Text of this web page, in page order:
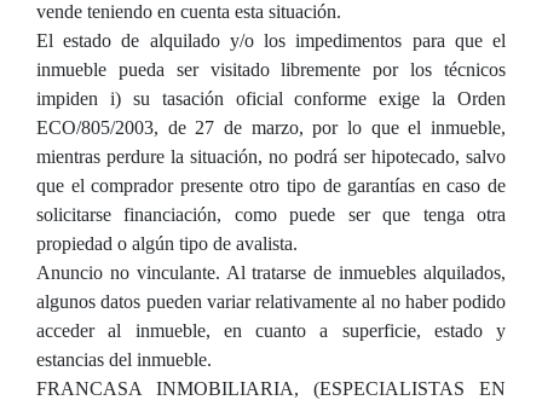
vende teniendo en cuenta esta situación.
El estado de alquilado y/o los impedimentos para que el
inmueble pueda ser visitado libremente por los técnicos
impiden i) su tasación oficial conforme exige la Orden
ECO/805/2003, de 27 de marzo, por lo que el inmueble,
mientras perdure la situación, no podrá ser hipotecado, salvo
que el comprador presente otro tipo de garantías en caso de
solicitarse financiación, como puede ser que tenga otra
propiedad o algún tipo de avalista.
Anuncio no vinculante. Al tratarse de inmuebles alquilados,
algunos datos pueden variar relativamente al no haber podido
acceder al inmueble, en cuanto a superficie, estado y
estancias del inmueble.
FRANCASA INMOBILIARIA, (ESPECIALISTAS EN